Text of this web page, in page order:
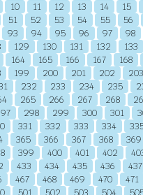
10 11 12 13 14
15
51 52 53 54 55
56
93 94 95 96 97
98
129 130 131 132
133
164 165 166 167
168
199 200 201 202
203
232 233 234 235
265 266 267 268
298 299 300 301
331 332 333 334
365 366 367 368
369
399 400 401 402
433 434 435 436
437
467 468 469 470
471